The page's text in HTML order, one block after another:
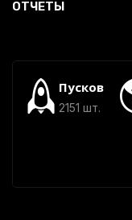
ОТЧЕТЫ
Пусков
2151 шт.